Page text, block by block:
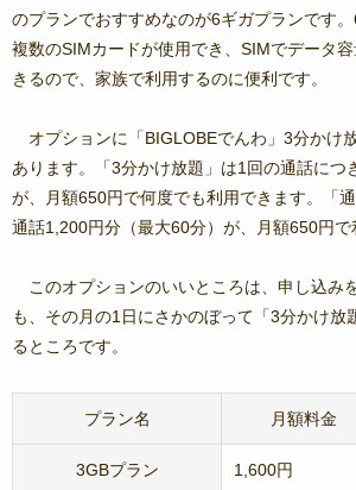
のプランでおすすめなのが6ギガプランです
複数のSIMカードが使用でき、SIMでデータ
きるので、家族で利用するのに便利です。
オプションに「BIGLOBEでんわ」3分かけ
あります。「3分かけ放題」は1回の通話につ
が、月額650円で何度でも利用できます。「
通話1,200円分（最大60分）が、月額650円で
このオプションのいいところは、申し込み
も、その月の1日にさかのぼって「3分かけ放
るところです。
プラン名 月額料金
3GBプラン 1,600円